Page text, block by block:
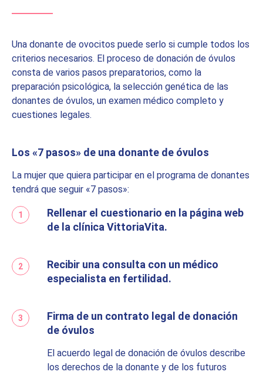
Una donante de ovocitos puede serlo si cumple todos los
criterios necesarios. El proceso de donación de óvulos
consta de varios pasos preparatorios, como la
preparación psicológica, la selección genética de las
donantes de óvulos, un examen médico completo y
cuestiones legales.
Los «7 pasos» de una donante de óvulos
La mujer que quiera participar en el programa de donantes
tendrá que seguir «7 pasos»:
Rellenar el cuestionario en la página web
de la clínica VittoriaVita.
Recibir una consulta con un médico
especialista en fertilidad.
Firma de un contrato legal de donación
de óvulos
El acuerdo legal de donación de óvulos describe
los derechos de la donante y de los futuros